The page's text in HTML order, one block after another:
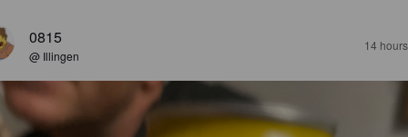
0815
@ Illingen
14